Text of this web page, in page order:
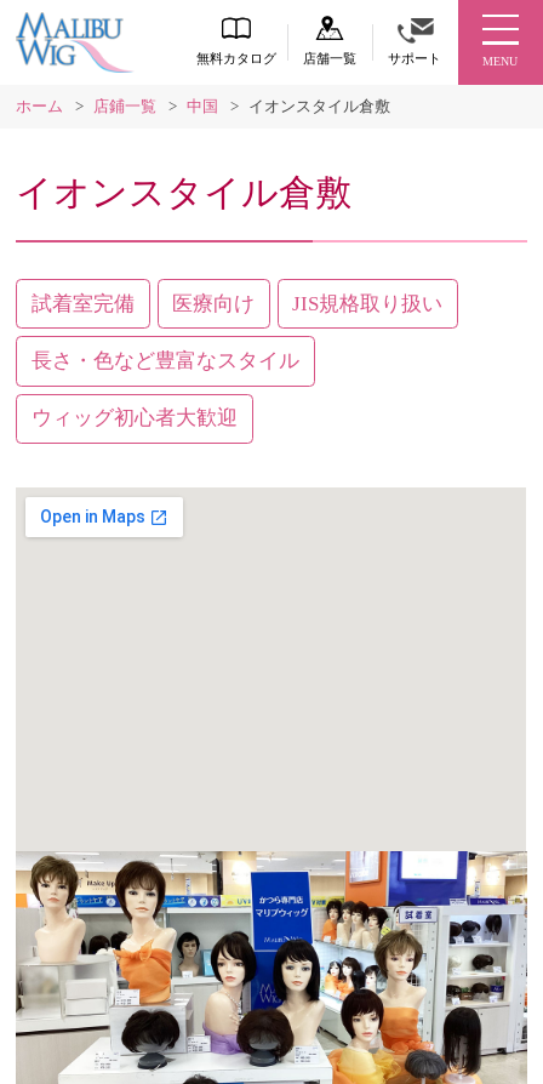
無料カタログ 店舗一覧 サポート MENU
ホーム > 店鋪一覧 > 中国 > イオンスタイル倉敷
イオンスタイル倉敷
試着室完備 医療向け JIS規格取り扱い
長さ・色など豊富なスタイル
ウィッグ初心者大歓迎